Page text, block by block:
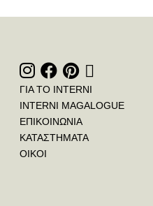
ΓΙΑ ΤΟ INTERNI
INTERNI MAGALOGUE
ΕΠΙΚΟΙΝΩΝΙΑ
ΚΑΤΑΣΤΗΜΑΤΑ
ΟΙΚΟΙ